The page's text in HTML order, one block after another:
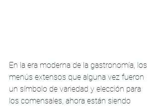
En la era moderna de la gastronomía, los
menús extensos que alguna vez fueron
un símbolo de variedad y elección para
los comensales, ahora están siendo